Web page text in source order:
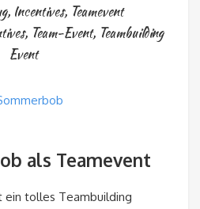
, Incentives, Teamevent
, Team-Event, Teambuilding
Event
als Teamevent
ein tolles Teambuilding